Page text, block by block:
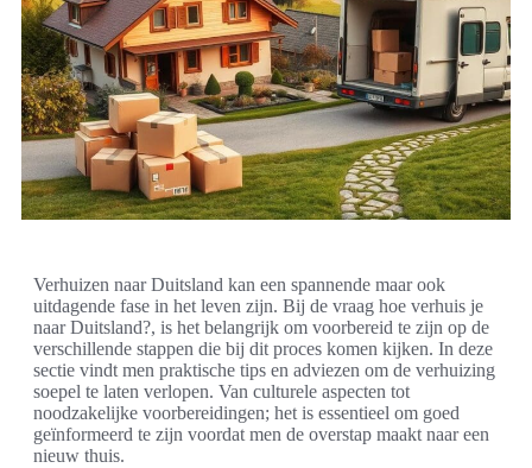
Verhuizen naar Duitsland kan een spannende maar ook
uitdagende fase in het leven zijn. Bij de vraag hoe verhuis je
naar Duitsland?, is het belangrijk om voorbereid te zijn op de
verschillende stappen die bij dit proces komen kijken. In deze
sectie vindt men praktische tips en adviezen om de verhuizing
soepel te laten verlopen. Van culturele aspecten tot
noodzakelijke voorbereidingen; het is essentieel om goed
geïnformeerd te zijn voordat men de overstap maakt naar een
nieuw thuis.